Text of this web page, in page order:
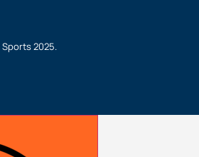
Sports2025.